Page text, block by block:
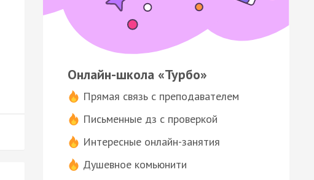
Онлайн-школа «Турбо»
Прямая связь с преподавателем
Письменные дз с проверкой
Интересные онлайн-занятия
Душевное комьюнити